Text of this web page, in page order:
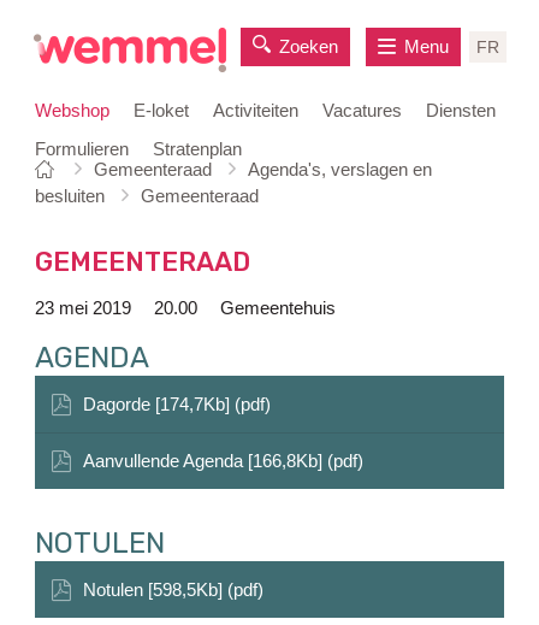
naar
Webshop E-loket Activiteiten Vacatures
Diensten
Formulieren
Stratenplan
Zoeken FR
Menu
Je
bent
Startpagina
Gemeenteraad
Agenda's, verslagen en
besluiten
Gemeenteraad
GEMEENTERAAD
23 mei 2019 20.00 Gemeentehuis
AGENDA
Dagorde [174,7Kb] (pdf)
Aanvullende Agenda [166,8Kb] (pdf)
NOTULEN
Notulen [598,5Kb] (pdf)